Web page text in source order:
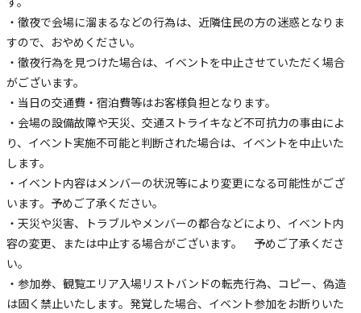
・徹夜で会場に溜まるなどの行為は、近隣住民の方の迷惑となりま
すので、おやめください。
・徹夜行為を見つけた場合は、イベントを中止させていただく場合
がございます。
・当日の交通費・宿泊費等はお客様負担となります。
・会場の設備故障や天災、交通ストライキなど不可抗力の事由によ
り、イベント実施不可能と判断された場合は、イベントを中止いた
します。
・イベント内容はメンバーの状況等により変更になる可能性がござ
います。予めご了承ください。
・天災や災害、トラブルやメンバーの都合などにより、イベント内
容の変更、または中止する場合がございます。 予めご了承くださ
い。
・参加券、観覧エリア入場リストバンドの転売行為、コピー、偽造
は固く禁止いたします。発覚した場合、イベント参加をお断りいた